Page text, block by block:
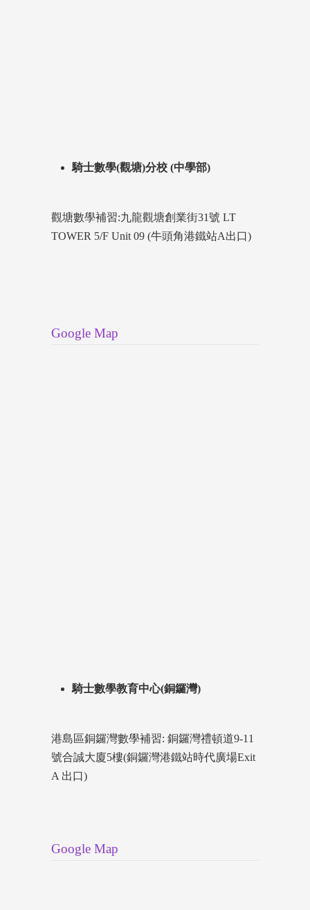
騎士數學(觀塘)分校 (中學部)
觀塘數學補習:九龍觀塘創業街31號 LT
TOWER 5/F Unit 09 (牛頭角港鐵站A出口)
Google Map
騎士數學教育中心(銅鑼灣)
港島區銅鑼灣數學補習: 銅鑼灣禮頓道9-11
號合誠大廈5樓(銅鑼灣港鐵站時代廣場Exit
A 出口)
Google Map